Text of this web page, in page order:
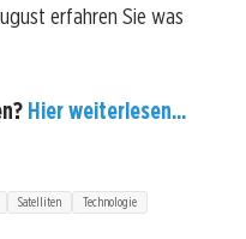
erfahren Sie was
Hier weiterlesen...
Satelliten Technologie